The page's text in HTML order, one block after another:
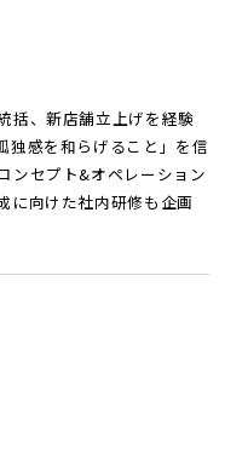
括、新店舗立上げを経験
独感を和らげること」を信
ンセプト&オペレーション
に向けた社内研修も企画